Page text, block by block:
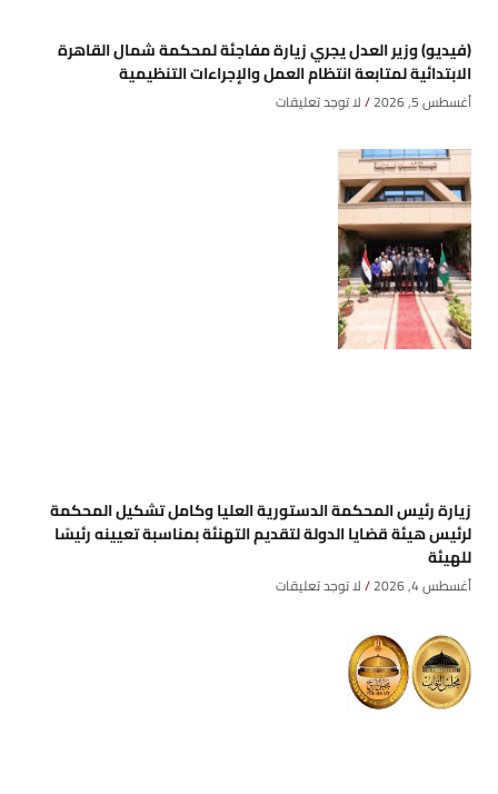
(فيديو) وزير العدل يجري زيارة مفاجئة لمحكمة شمال القاهرة
الابتدائية لمتابعة انتظام العمل والإجراءات التنظيمية
أغسطس 5, 2026 لا توجد تعليقات
زيارة رئيس المحكمة الدستورية العليا وكامل تشكيل المحكمة
لرئيس هيئة قضايا الدولة لتقديم التهنئة بمناسبة تعيينه رئيسًا
للهيئة
أغسطس 4, 2026 لا توجد تعليقات